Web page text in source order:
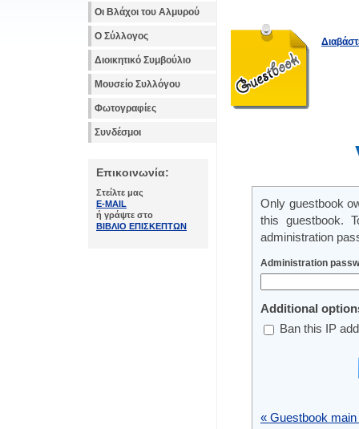
Οι Βλάχοι του Αλμυρού
Ο Σύλλογος
Διοικητικό Συμβούλιο
Μουσείο Συλλόγου
Φωτογραφίες
Συνδέσμοι
Επικοινωνία:
Στείλτε μας
E-MAIL
ή γράψτε στο
ΒΙΒΛΙΟ ΕΠΙΣΚΕΠΤΩΝ
Only guestbook
this guestbook.
administration
Administration
Additional
Ban this IP
« Guestbook main